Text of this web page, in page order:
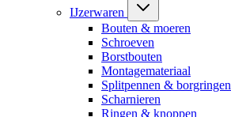
IJzerwaren
Bouten & moeren
Schroeven
Borstbouten
Montagemateriaal
Splitpennen & borgringen
Scharnieren
Ringen & knoppen